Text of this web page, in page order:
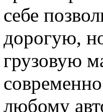
себе
дорогую,
грузовую
любому